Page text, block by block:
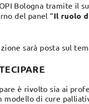
Bologna tramite il
del panel “Il ruolo
sarà posta sul
è rivolto sia ai
modello di cure